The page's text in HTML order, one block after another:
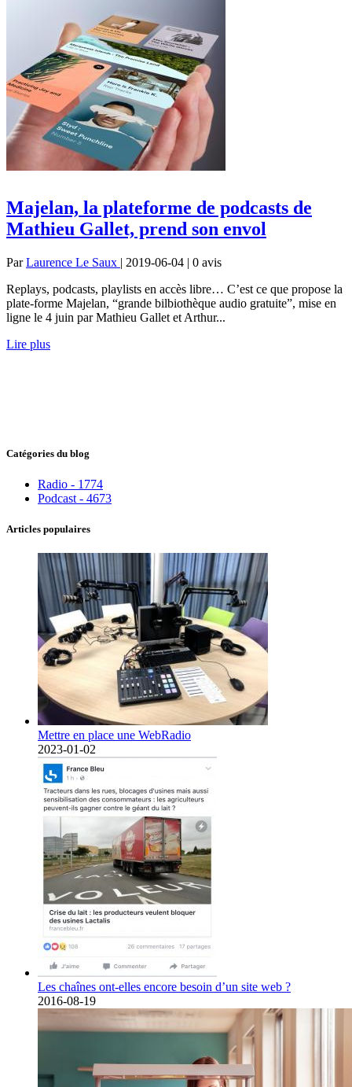
Majelan, la plateforme de podcasts de
Mathieu Gallet, prend son envol
ParLaurence Le Saux | 2019-06-04 | 0 avis
Replays, podcasts, playlists en accès libre… C’est ce que propose la
plate-forme Majelan, “grande bilbiothèque audio gratuite”, mise en
ligne le 4 juin par Mathieu Gallet et Arthur...
Lire plus
Catégories du blog
Radio - 1774
Podcast - 4673
Articles populaires
Mettre en place une WebRadio
2023-01-02
Les chaînes ont-elles encore besoin d’un site web ?
2016-08-19